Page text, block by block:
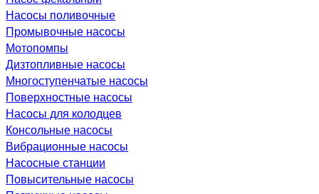
Насосы поливочные
Промывочные насосы
Мотопомпы
Дизтопливные насосы
Многоступенчатые насосы
Поверхностные насосы
Насосы для колодцев
Консольные насосы
Вибрационные насосы
Насосные станции
Повысительные насосы